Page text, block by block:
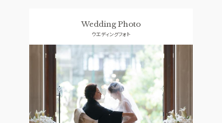
SMALL WEDDING
少人数ウエディング
CONCEPT
コンセプト
ACCESS GUEST
ご列席者の皆さまへ
よくあるご質問
SUPPORT
お手伝い
Wedding Photo
ウエディングフォト